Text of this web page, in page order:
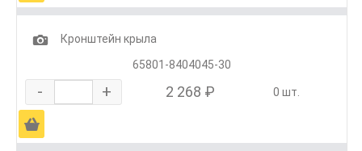
1
Кронштейн крыла
65801-8404045-30
- + 2 268 ₽ 0 шт.
Ä